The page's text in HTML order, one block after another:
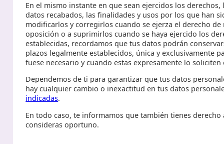
En el mismo instante en que sean ejercidos los
datos recabados, las finalidades y usos por los que han
modificarlos y corregirlos cuando se ejerza el derecho
oposición o a suprimirlos cuando se haya ejercido los
establecidas, recordamos que tus datos podrán
plazos legalmente establecidos, única y exclusivamente
fuese necesario y cuando estas expresamente lo
Dependemos de ti para garantizar que tus datos
hay cualquier cambio o inexactitud en tus datos
indicadas.
En todo caso, te informamos que también tienes
consideras oportuno.